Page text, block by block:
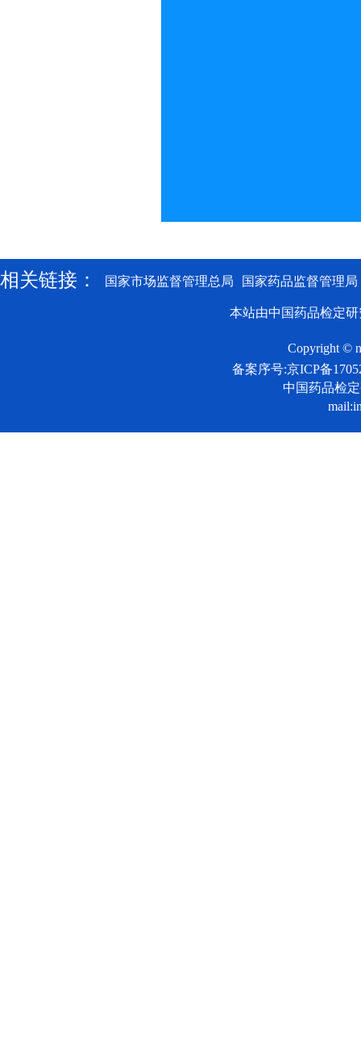
相关链接： 国家市场监督管理总局 国家药品监督管理局
本站由中国药品检定
Copyright ©
备案序号:京ICP备
中国药品检